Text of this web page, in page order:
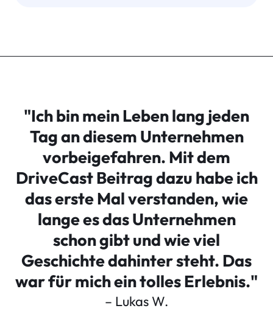
"Ich bin mein Leben lang jeden
Tag an diesem Unternehmen
vorbeigefahren. Mit dem
DriveCast Beitrag dazu habe ich
das erste Mal verstanden, wie
lange es das Unternehmen
schon gibt und wie viel
Geschichte dahinter steht. Das
war für mich ein tolles Erlebnis."
– Lukas W.